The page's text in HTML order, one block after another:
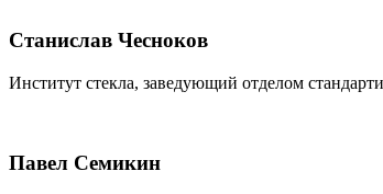
Станислав Чесноков
Институт стекла, заведующий отделом
Павел Семикин